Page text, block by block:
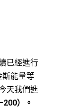
已經進行
斯能量等
天我們進
）。